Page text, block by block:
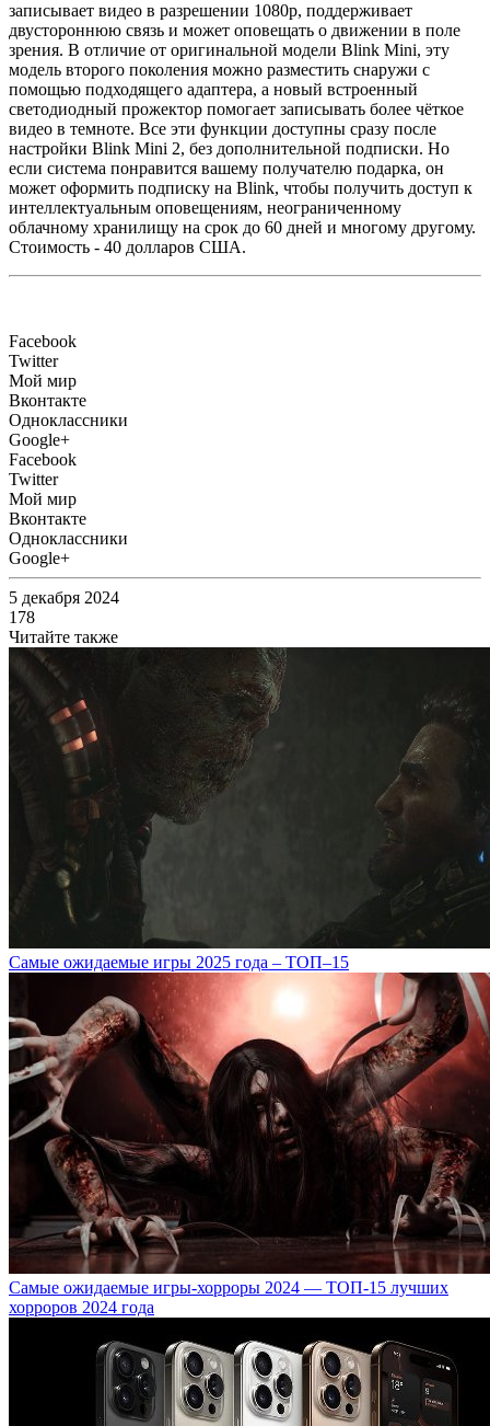
записывает видео в разрешении 1080p, поддерживает
двустороннюю связь и может оповещать о движении в поле
зрения. В отличие от оригинальной модели Blink Mini, эту
модель второго поколения можно разместить снаружи с
помощью подходящего адаптера, а новый встроенный
светодиодный прожектор помогает записывать более чёткое
видео в темноте. Все эти функции доступны сразу после
настройки Blink Mini 2, без дополнительной подписки. Но
если система понравится вашему получателю подарка, он
может оформить подписку на Blink, чтобы получить доступ к
интеллектуальным оповещениям, неограниченному
облачному хранилищу на срок до 60 дней и многому другому.
Стоимость - 40 долларов США.
Facebook
Twitter
Мой мир
Вконтакте
Одноклассники
Google+
Facebook
Twitter
Мой мир
Вконтакте
Одноклассники
Google+
5 декабря 2024
178
Читайте также
Самые ожидаемые игры 2025 года – ТОП–15
Самые ожидаемые игры-хорроры 2024 — ТОП-15 лучших
хорроров 2024 года